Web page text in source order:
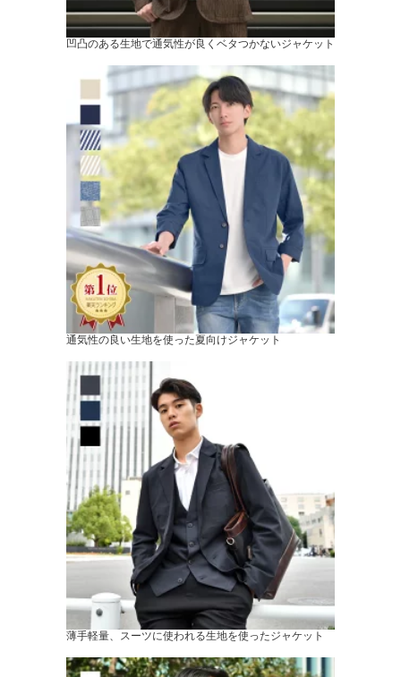
凹凸のある生地で通気性が良くベタつかないジャケット
通気性の良い生地を使った夏向けジャケット
薄手軽量、スーツに使われる生地を使ったジャケット